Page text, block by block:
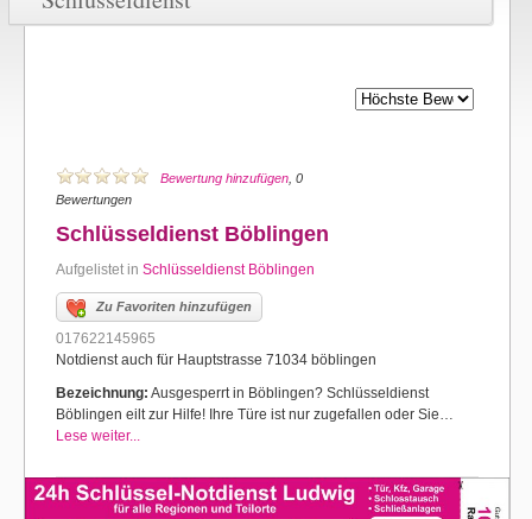
Bewertung hinzufügen , 0
Bewertungen
Schlüsseldienst Böblingen
Aufgelistet in Schlüsseldienst Böblingen
Zu Favoriten hinzufügen
017622145965
Notdienst auch für Hauptstrasse 71034 böblingen
Bezeichnung: Ausgesperrt in Böblingen? Schlüsseldienst
Böblingen eilt zur Hilfe! Ihre Türe ist nur zugefallen oder Sie…
Lese weiter...